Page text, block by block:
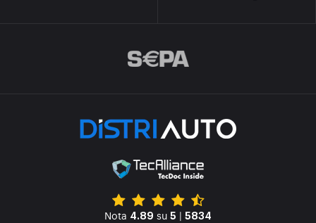
Nota 4.89 su 5 | 5834